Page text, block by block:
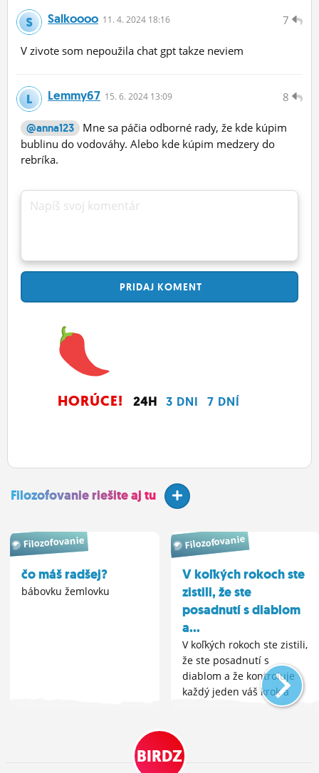
7
Salkoooo 11. 4. 2024 18:16
V zivote som nepoužila chat gpt takze neviem
8
Lemmy67 15. 6. 2024 13:09
@anna123
Mne sa páčia odborné rady, že kde kúpim
bublinu do vodováhy. Alebo kde kúpim medzery do
rebríka.
Napíš svoj komentár
PRIDAJ KOMENT
HORÚCE! 24H 3 DNI 7 DNÍ
Filozofovanie riešite aj tu
Filozofovanie
čo máš radšej?
bábovku žemlovku
Filozofovanie
V koľkých rokoch ste
zistili, že ste
posadnutí s diablom
a...
V koľkých rokoch ste zistili,
že ste posadnutí s
diablom a že kontroluje
každý jeden váš krok a
BIRDZ